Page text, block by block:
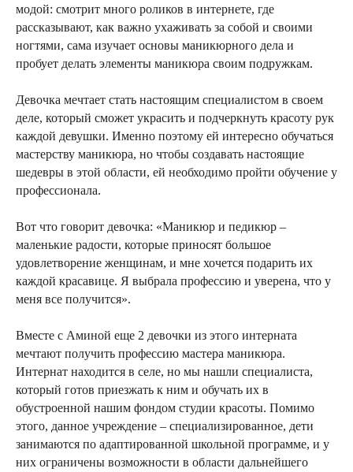
модой: смотрит много роликов в интернете, где
рассказывают, как важно ухаживать за собой и своими
ногтями, сама изучает основы маникюрного дела и
пробует делать элементы маникюра своим подружкам.
Девочка мечтает стать настоящим специалистом в своем
деле, который сможет украсить и подчеркнуть красоту рук
каждой девушки. Именно поэтому ей интересно обучаться
мастерству маникюра, но чтобы создавать настоящие
шедевры в этой области, ей необходимо пройти обучение у
профессионала.
Вот что говорит девочка: «Маникюр и педикюр –
маленькие радости, которые приносят большое
удовлетворение женщинам, и мне хочется подарить их
каждой красавице. Я выбрала профессию и уверена, что у
меня все получится».
Вместе с Аминой еще 2 девочки из этого интерната
мечтают получить профессию мастера маникюра.
Интернат находится в селе, но мы нашли специалиста,
который готов приезжать к ним и обучать их в
обустроенной нашим фондом студии красоты. Помимо
этого, данное учреждение – специализированное, дети
занимаются по адаптированной школьной программе, и у
них ограничены возможности в области дальнейшего